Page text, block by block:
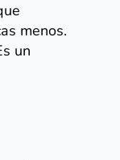
menos.
un